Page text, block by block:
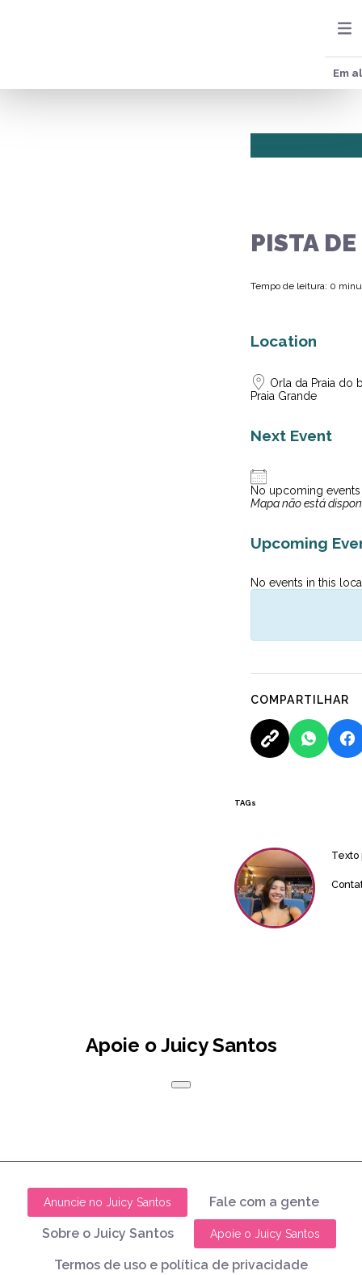
Em
PISTA
Tempo de leitura: 0
Location
Orla da Praia do
Praia Grande
Next Event
No upcoming events
Mapa não está
Upcoming
No events in this
COMPARTILHAR
TAGs
Texto
Apoie o Juicy Santos
Anuncie no Juicy Santos Fale com a gente
Sobre o Juicy Santos Apoie o Juicy Santos
Termos de uso e política de privacidade